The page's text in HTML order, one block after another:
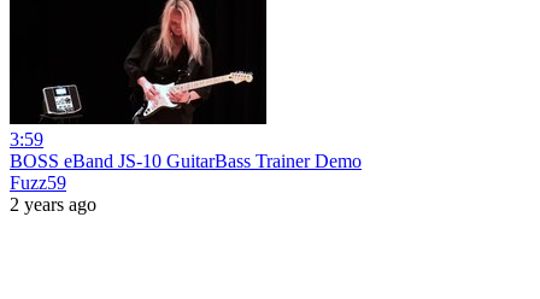
3:59
BOSS eBand JS-10 GuitarBass Trainer Demo
Fuzz59
2 years ago